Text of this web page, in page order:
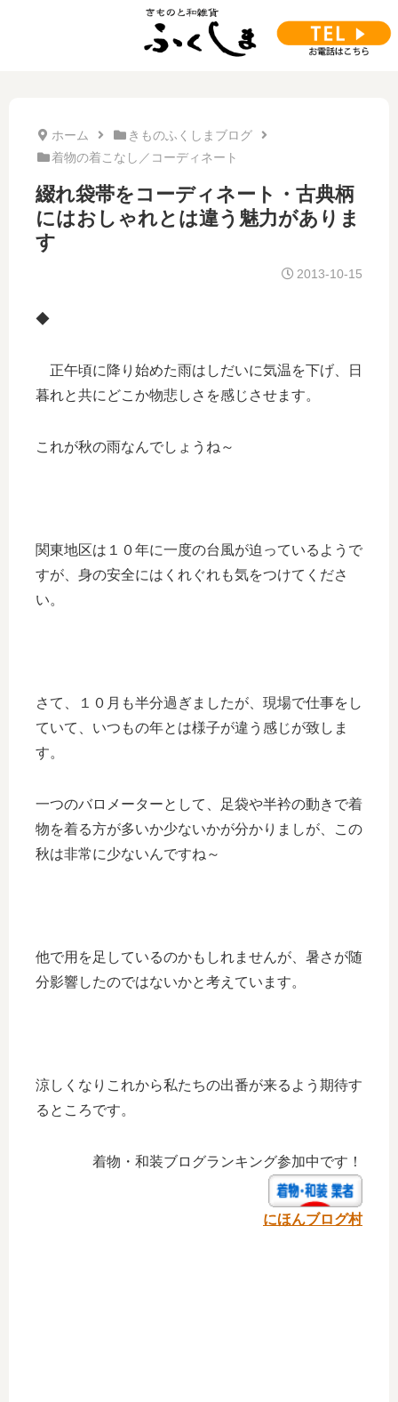
ホーム
きものふくしまブログ
着物の着こなし／コーディネート
綴れ袋帯をコーディネート・古典柄
にはおしゃれとは違う魅力がありま
す
2013-10-15
◆
正午頃に降り始めた雨はしだいに気温を下げ、日
暮れと共にどこか物悲しさを感じさせます。
これが秋の雨なんでしょうね～
関東地区は１０年に一度の台風が迫っているようで
すが、身の安全にはくれぐれも気をつけてくださ
い。
さて、１０月も半分過ぎましたが、現場で仕事をし
ていて、いつもの年とは様子が違う感じが致しま
す。
一つのバロメーターとして、足袋や半衿の動きで着
物を着る方が多いか少ないかが分かりましが、この
秋は非常に少ないんですね～
他で用を足しているのかもしれませんが、暑さが随
分影響したのではないかと考えています。
涼しくなりこれから私たちの出番が来るよう期待す
るところです。
着物・和装ブログランキング参加中です！
にほんブログ村